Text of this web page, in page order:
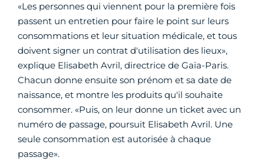
«Les personnes qui viennent pour la première fois
passent un entretien pour faire le point sur leurs
consommations et leur situation médicale, et tous
doivent signer un contrat d'utilisation des lieux»,
explique Elisabeth Avril, directrice de Gaïa-Paris.
Chacun donne ensuite son prénom et sa date de
naissance, et montre les produits qu'il souhaite
consommer. «Puis, on leur donne un ticket avec un
numéro de passage, poursuit Elisabeth Avril. Une
seule consommation est autorisée à chaque
passage».